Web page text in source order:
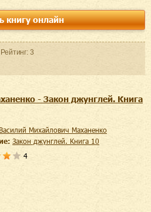
книгу онлайн
Рейтинг: 3
- Закон джунглей. Книга
Василий Михайлович Маханенко
Закон джунглей. Книга 10
4